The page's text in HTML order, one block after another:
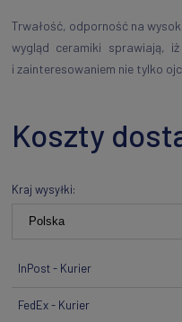
Trwałość, odporność na
wygląd ceramiki sprawiają,
i zainteresowaniem nie tylko
Koszty
Cena nie zawiera
Kraj wysyłki:
InPost - Kurier
FedEx - Kurier